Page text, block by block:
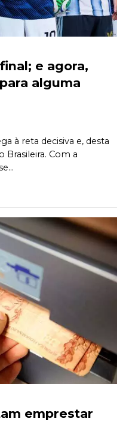
e agora,
alguma
à reta decisiva e, desta
Brasileira. Com a
emprestar